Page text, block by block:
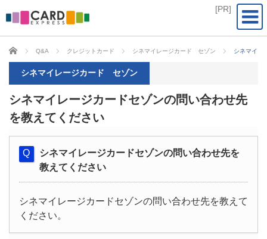
CARD EXPRESS
Q&A クレジットカード シネマイレージカード セゾン シネマイレ
シネマイレージカード セゾン
シネマイレージカードセゾンの問い合わせ先
を教えてください
シネマイレージカードセゾンの問い合わせ先を
教えてください
シネマイレージカードセゾンの問い合わせ先を教えて
ください。